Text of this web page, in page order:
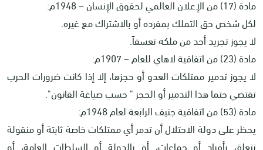
مادة (17) من الإعلان العالمي لحقوق الإنسان – 1948م:
لكل شخص حق التملك بمفرده أو بالاشتراك مع غيره.
لا يجوز تجريد أحد من ملكه تعسفاً.
مادة (23) من اتفاقية لاهاي للعام – 1907م:
لا يجوز تدمير ممتلكات العدو أو حجزها، إلا إذا كانت ضرورات الحرب
تقتضي حتما هذا التدمير أو الحجز " حسب صياغة القانون".
مادة (53) من اتفاقية جنيف الرابعة لعام 1948م:
يحظر على دولة الاحتلال أن تدمر أي ممتلكات خاصة ثابتة أو منقولة
تتعلق بأفراد أو جماعات، أو بالدولة أو السلطات العامة، أو